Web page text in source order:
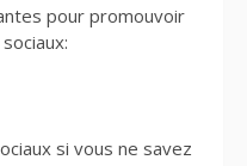
pour promouvoir
si vous ne savez